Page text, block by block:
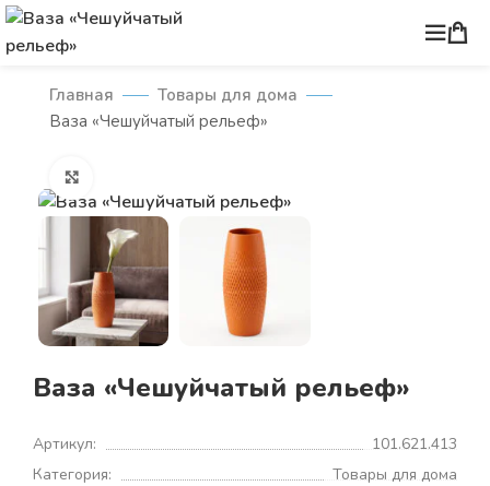
Главная
Товары для дома
Ваза «Чешуйчатый рельеф»
Ваза «Чешуйчатый рельеф»
Артикул:
101.621.413
Категория:
Товары для дома